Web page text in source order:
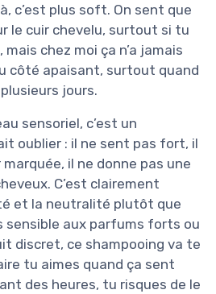
c’est plus soft. On sent que
le cuir chevelu, surtout si tu
chez moi ça n’a jamais
côté apaisant, surtout quand
jours.
sensoriel, c’est un
oublier : il ne sent pas fort, il
marquée, il ne donne pas une
C’est clairement
et la neutralité plutôt que
sensible aux parfums forts ou
discret, ce shampooing va te
tu aimes quand ça sent
des heures, tu risques de le